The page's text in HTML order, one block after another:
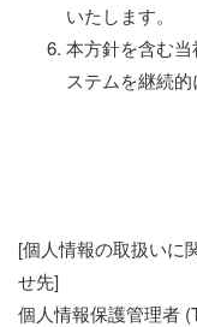
いたします。
本方針を含む
ステムを継続的
[個人情報の取扱いに
せ先]
個人情報保護管理者